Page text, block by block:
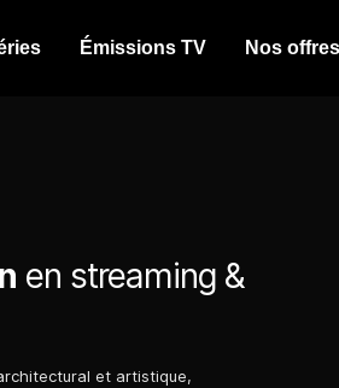
Émissions TV Nos offres
en streaming &
et artistique,